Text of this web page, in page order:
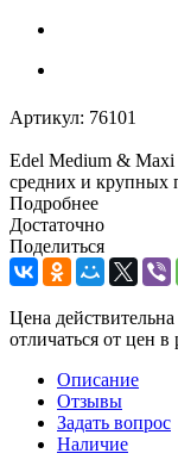
Артикул: 76101
Edel Medium & Maxi
средних и крупных
Подробнее
Достаточно
Поделиться
Цена
отличаться от цен
Описание
Отзывы
Задать вопрос
Наличие